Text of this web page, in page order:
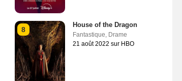
8
House of the Dragon
Fantastique, Drame
21 août 2022 sur HBO